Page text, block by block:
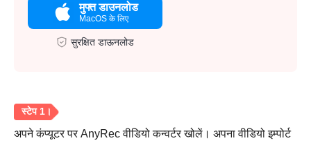
मुफ्त डाउनलोड
MacOS के लिए
सुरक्षित डाऊनलोड
अपने कंप्यूटर पर AnyRec वीडियो कन्वर्टर खोलें। अपना वीडियो इम्पोर्ट